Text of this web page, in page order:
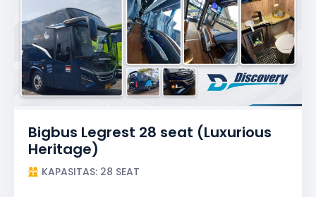
Bigbus Legrest 28 seat (Luxurious
Heritage)
KAPASITAS: 28 SEAT